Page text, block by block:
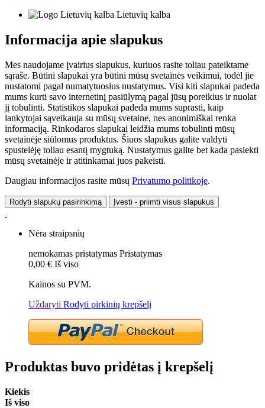
Lietuvių kalba
Informacija apie slapukus
Mes naudojame įvairius slapukus, kuriuos rasite toliau pateiktame
sąraše. Būtini slapukai yra būtini mūsų svetainės veikimui, todėl jie
nustatomi pagal numatytuosius nustatymus. Visi kiti slapukai padeda
mums kurti savo internetinį pasiūlymą pagal jūsų poreikius ir nuolat
jį tobulinti. Statistikos slapukai padeda mums suprasti, kaip
lankytojai sąveikauja su mūsų svetaine, nes anonimiškai renka
informaciją. Rinkodaros slapukai leidžia mums tobulinti mūsų
svetainėje siūlomus produktus. Šiuos slapukus galite valdyti
spustelėję toliau esantį mygtuką. Nustatymus galite bet kada pasiekti
mūsų svetainėje ir atitinkamai juos pakeisti.
Daugiau informacijos rasite mūsų Privatumo politikoje.
Rodyti slapukų pasirinkimą Įvesti - priimti visus slapukus
Nėra straipsnių
nemokamas pristatymas Pristatymas
0,00 € Iš viso
Kainos su PVM.
Uždaryti Rodyti pirkinių krepšelį
Produktas buvo pridėtas į krepšelį
Kiekis
Iš viso